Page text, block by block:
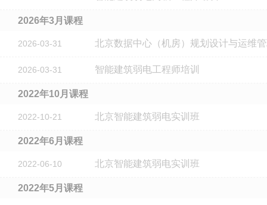
2026年3月课程
2026-03-31 北京数据中心（机房）规划设计与运维
2026-03-31 智能建筑弱电工程师培训
2022年10月课程
2022-10-21 北京智能建筑弱电实训班
2022年6月课程
2022-06-10 北京智能建筑弱电实训班
2022年5月课程